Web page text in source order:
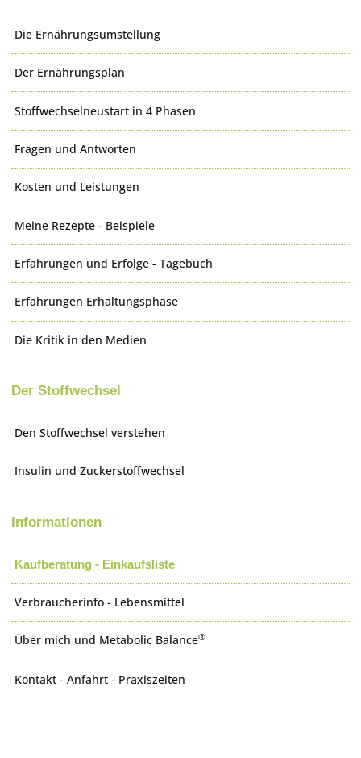
Die Ernährungsumstellung
Der Ernährungsplan
Stoffwechselneustart in 4 Phasen
Fragen und Antworten
Kosten und Leistungen
Meine Rezepte - Beispiele
Erfahrungen und Erfolge - Tagebuch
Erfahrungen Erhaltungsphase
Die Kritik in den Medien
Der Stoffwechsel
Den Stoffwechsel verstehen
Insulin und Zuckerstoffwechsel
Informationen
Kaufberatung - Einkaufsliste
Verbraucherinfo - Lebensmittel
Über mich und Metabolic Balance®
Kontakt - Anfahrt - Praxiszeiten